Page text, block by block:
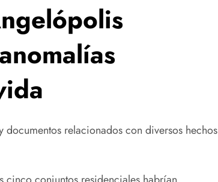
relacionados con diversos hechos